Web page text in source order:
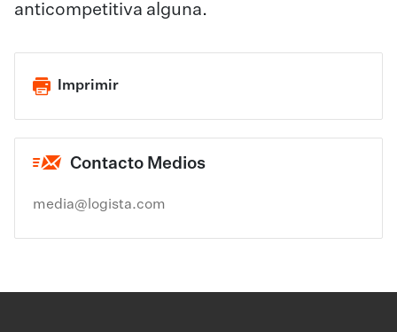
anticompetitiva alguna. ​
Imprimir
Contacto Medios
media@logista.com